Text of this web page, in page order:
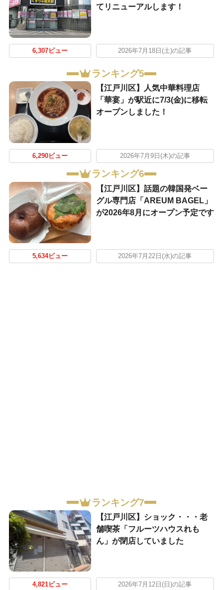
てリニューアルします！
6,307ビュー 2026年7月18日(土)の記事
ランキング5
【江戸川区】人気中華料理店
「華宴」が駅近に7/3(金)に移転
オープンしました！
6,290ビュー 2026年7月9日(木)の記事
ランキング6
【江戸川区】話題の韓国発ベー
グル専門店「AREUM BAGEL」
が2026年8月にオープン予定です
5,634ビュー 2026年7月22日(水)の記事
ランキング7
【江戸川区】ショック・・・老
舗喫茶「フルーツハウスれも
ん」が閉店していました
4,821ビュー 2026年7月12日(日)の記事